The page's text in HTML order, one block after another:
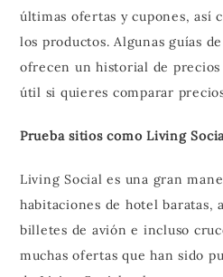
últimas ofertas y cupones, así
los productos. Algunas guías
ofrecen un historial de
útil si quieres comparar
Prueba sitios como Living
Living Social es una gran
habitaciones de hotel baratas,
billetes de avión e incluso
muchas ofertas que han sido